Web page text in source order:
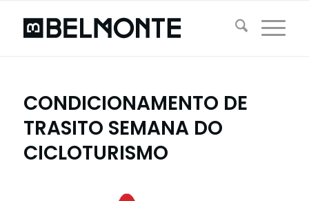
CONDICIONAMENTO DE
TRASITO SEMANA DO
CICLOTURISMO